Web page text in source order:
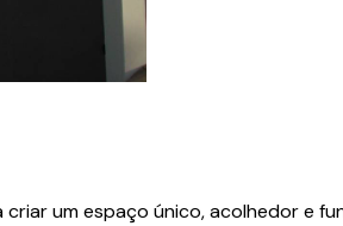
um espaço único, acolhedor e